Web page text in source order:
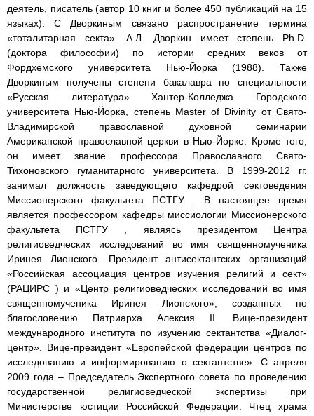
деятель, писатель (автор 10 книг и более 450 публикаций на 15
языках). С Дворкиным связано распространение термина
«тоталитарная секта». А.Л. Дворкин имеет степень Ph.D.
(доктора философии) по истории средних веков от
Фордхемского университета Нью-Йорка (1988). Также
Дворкиным получены степени бакалавра по специальности
«Русская литература» Хантер-Колледжа Городского
университета Нью-Йорка, степень Master of Divinity от Свято-
Владимирской православной духовной семинарии
Американской православной церкви в Нью-Йорке. Кроме того,
он имеет звание профессора Православного Свято-
Тихоновского гуманитарного университета. В 1999-2012 гг.
занимал должность заведующего кафедрой сектоведения
Миссионерского факультета ПСТГУ . В настоящее время
является профессором кафедры миссиологии Миссионерского
факультета ПСТГУ , являясь президентом Центра
религиоведческих исследований во имя священномученика
Иринея Лионского. Президент антисектантских организаций
«Российская ассоциация центров изучения религий и сект»
(РАЦИРС ) и «Центр религиоведческих исследований во имя
священномученика Иринея Лионского», созданных по
благословению Патриарха Алексия II. Вице-президент
международного института по изучению сектантства «Диалог-
центр». Вице-президент «Европейской федерации центров по
исследованию и информированию о сектантстве». С апреля
2009 года – Председатель Экспертного совета по проведению
государственной религиоведческой экспертизы при
Министерстве юстиции Российской Федерации. Чтец храма